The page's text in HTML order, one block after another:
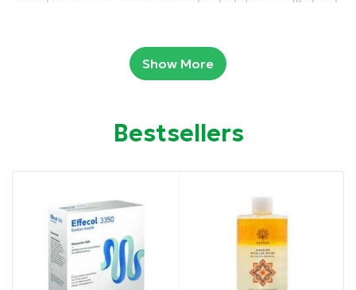
Νότα της καρδιάς: Ραβέντι
Ένα άρωμα με διάρκεια έως και 2 ημέρες.
Οδηγίες χρήσης:
Show More
Bestsellers